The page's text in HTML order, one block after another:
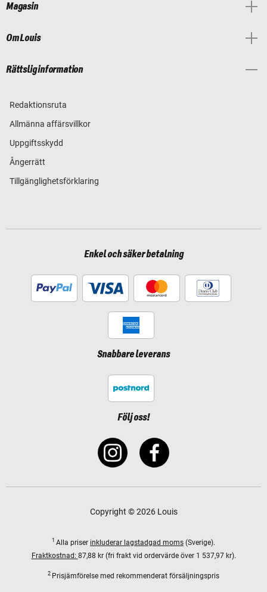
Magasin
Om Louis
Rättslig information
Redaktionsruta
Allmänna affärsvillkor
Uppgiftsskydd
Ångerrätt
Tillgänglighetsförklaring
Enkel och säker betalning
Snabbare leverans
Följ oss!
Copyright © 2026 Louis
1 Alla priser inkluderar lagstadgad moms (Sverige).
Fraktkostnad: 87,88 kr (fri frakt vid ordervärde över 1 537,97 kr).
2 Prisjämförelse med rekommenderat försäljningspris